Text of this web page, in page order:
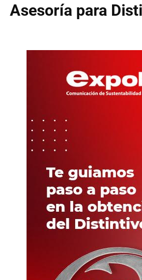
Asesoría para